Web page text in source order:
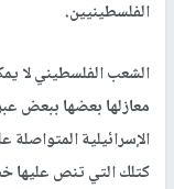
الفلسطينيين.
الشعب الفلسطيني لا
معازلها بعضها ببعض
الإسرائيلية
كتلك التي تنص عليها